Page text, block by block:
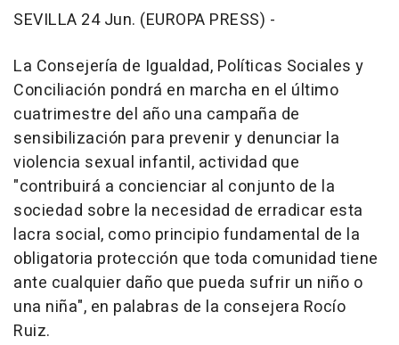
SEVILLA 24 Jun. (EUROPA PRESS) -
La Consejería de Igualdad, Políticas Sociales y
Conciliación pondrá en marcha en el último
cuatrimestre del año una campaña de
sensibilización para prevenir y denunciar la
violencia sexual infantil, actividad que
"contribuirá a concienciar al conjunto de la
sociedad sobre la necesidad de erradicar esta
lacra social, como principio fundamental de la
obligatoria protección que toda comunidad tiene
ante cualquier daño que pueda sufrir un niño o
una niña", en palabras de la consejera Rocío
Ruiz.